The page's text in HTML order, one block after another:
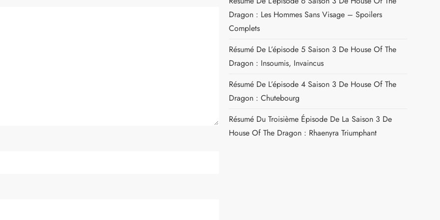
Dragon : Les Hommes Sans Visage – Spoilers
Complets
Résumé De L’épisode 5 Saison 3 De House Of The
Dragon : Insoumis, Invaincus
Résumé De L’épisode 4 Saison 3 De House Of The
Dragon : Chutebourg
Résumé Du Troisième Épisode De La Saison 3 De
House Of The Dragon : Rhaenyra Triumphant